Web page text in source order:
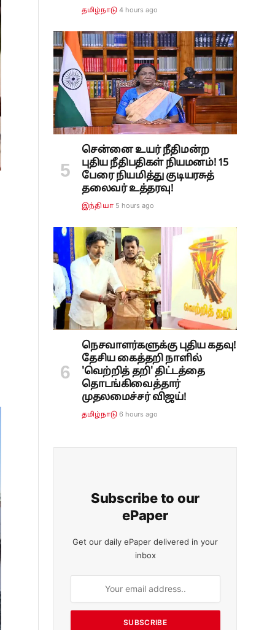
தமிழ்நாடு 4 hours ago
சென்னை உயர் நீதிமன்ற
புதிய நீதிபதிகள் நியமனம்! 15
பேரை நியமித்து குடியரசுத்
தலைவர் உத்தரவு!
இந்தியா 5 hours ago
நெசவாளர்களுக்கு புதிய கதவு!
தேசிய கைத்தறி நாளில்
'வெற்றித் தறி' திட்டத்தை
தொடங்கிவைத்தார்
முதலமைச்சர் விஜய்!
தமிழ்நாடு 6 hours ago
Subscribe to our
ePaper
Get our daily ePaper delivered in your
inbox
SUBSCRIBE